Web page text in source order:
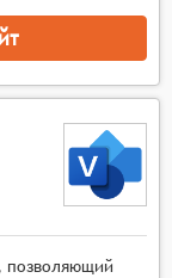
принятия
позволяющий